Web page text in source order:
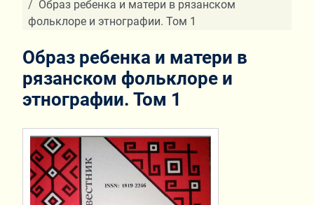
Образ ребенка и матери в рязанском
фольклоре и этнографии. Том 1
Образ ребенка и матери в
рязанском фольклоре и
этнографии. Том 1